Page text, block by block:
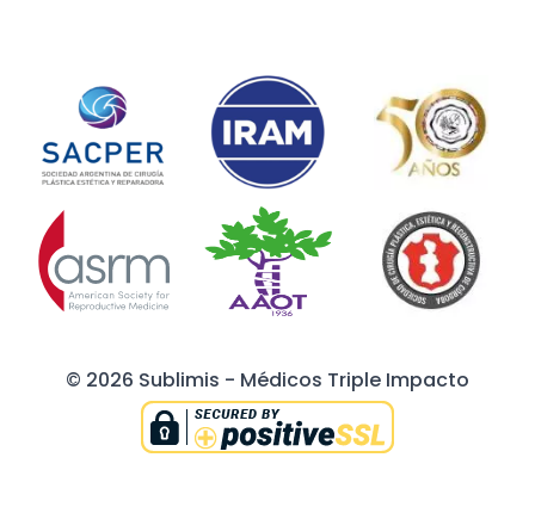
© 2026 Sublimis - Médicos Triple Impacto